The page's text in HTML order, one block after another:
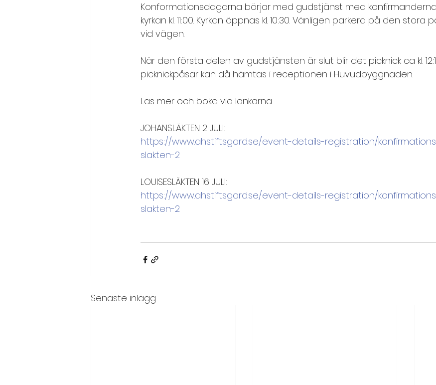
Konformationsdagarna börjar med gudstjänst med
kyrkan kl. 11:00. Kyrkan öppnas kl. 10:30. Vänligen parkera på den stora
vid vägen.
När den första delen av gudstjänsten är slut blir det picknick ca kl.
picknickpåsar kan då hämtas i receptionen i Huvudbyggnaden.
Läs mer och boka via länkarna
JOHANSLÄKTEN 2 JULI:
https://www.ahstiftsgard.se/event-details-registration/
slakten-2
LOUISESLÄKTEN 16 JULI:
https://www.ahstiftsgard.se/event-details-registration/
slakten-2
Senaste inlägg